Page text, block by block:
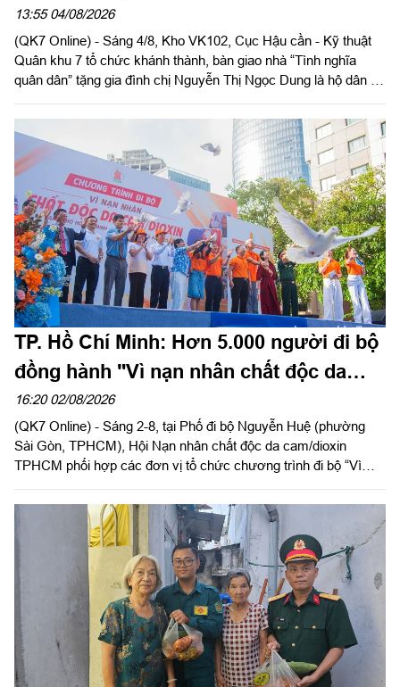
13:55 04/08/2026
(QK7 Online) - Sáng 4/8, Kho VK102, Cục Hậu cần - Kỹ thuật
Quân khu 7 tổ chức khánh thành, bàn giao nhà “Tình nghĩa
quân dân” tặng gia đình chị Nguyễn Thị Ngọc Dung là hộ dân có
Đảo, Thành phố Hồ Chí Minh. Đại tá Phạm Ngọc Sơn, Chính
ủy Cục Hậu cần - Kỹ thuật Quân khu đến dự và phát biểu chúc
mừng.
TP. Hồ Chí Minh: Hơn 5.000 người đi bộ
đồng hành "Vì nạn nhân chất độc da
cam"
16:20 02/08/2026
(QK7 Online) - Sáng 2-8, tại Phố đi bộ Nguyễn Huệ (phường
Sài Gòn, TPHCM), Hội Nạn nhân chất độc da cam/dioxin
TPHCM phối hợp các đơn vị tổ chức chương trình đi bộ “Vì
năm Ngày Thảm họa da cam ở Việt Nam (10-8-1961 - 10-8-